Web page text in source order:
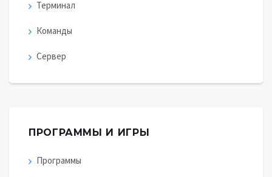
Терминал
Команды
Сервер
ПРОГРАММЫ И ИГРЫ
Программы